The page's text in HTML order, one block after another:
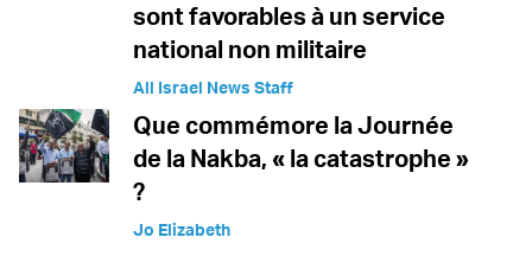
sont favorables à un service
national non militaire
All Israel News Staff
Que commémore la Journée
de la Nakba, « la catastrophe »
?
Jo Elizabeth